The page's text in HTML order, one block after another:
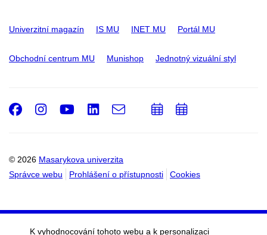
Univerzitní magazín IS MU INET MU Portál MU
Obchodní centrum MU Munishop Jednotný vizuální styl
© 2026 Masarykova univerzita
Správce webu
Prohlášení o přístupnosti Cookies
Facebook
Instagram
Youtube
LinkedIn
e-
PřidatPřidat
K vyhodnocování tohoto webu a k personalizaci